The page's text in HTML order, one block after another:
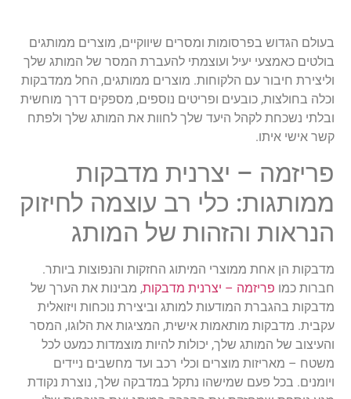
בעולם הגדוש בפרסומות ומסרים שיווקיים, מוצרים ממותגים
בולטים כאמצעי יעיל ועוצמתי להעברת המסר של המותג שלך
וליצירת חיבור עם הלקוחות. מוצרים ממותגים, החל ממדבקות
וכלה בחולצות, כובעים ופריטים נוספים, מספקים דרך מוחשית
ובלתי נשכחת לקהל היעד שלך לחוות את המותג שלך ולפתח
קשר אישי איתו.
פריזמה – יצרנית מדבקות
ממותגות: כלי רב עוצמה לחיזוק
הנראות והזהות של המותג
מדבקות הן אחת ממוצרי המיתוג החזקות והנפוצות ביותר.
חברות כמו פריזמה – יצרנית מדבקות, מבינות את הערך של
מדבקות בהגברת המודעות למותג וביצירת נוכחות ויזואלית
עקבית. מדבקות מותאמות אישית, המציגות את הלוגו, המסר
והעיצוב של המותג שלך, יכולות להיות מוצמדות כמעט לכל
משטח – מאריזות מוצרים וכלי רכב ועד מחשבים ניידים
ויומנים. בכל פעם שמישהו נתקל במדבקה שלך, נוצרת נקודת